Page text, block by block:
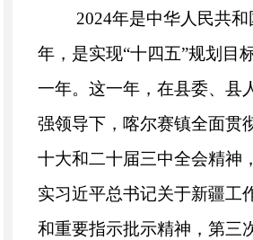
2024年是中华人民共和
年，是实现“十四五”规划目
一年。这一年，在县委、县
强领导下，喀尔赛镇全面贯
十大和二十届三中全会精神
实习近平总书记关于新疆工
和重要指示批示精神，第三